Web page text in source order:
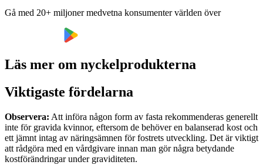
Gå med 20+ miljoner medvetna konsumenter världen över
Läs mer om nyckelprodukterna
Viktigaste fördelarna
Observera: Att införa någon form av fasta rekommenderas generellt
inte för gravida kvinnor, eftersom de behöver en balanserad kost och
ett jämnt intag av näringsämnen för fostrets utveckling. Det är viktigt
att rådgöra med en vårdgivare innan man gör några betydande
kostförändringar under graviditeten.